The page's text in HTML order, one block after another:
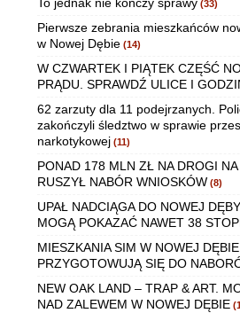
To jednak nie kończy sprawy (33)
Pierwsze zebrania mieszkańców
w Nowej Dębie (14)
W CZWARTEK I PIĄTEK CZĘŚĆ
PRĄDU. SPRAWDŹ ULICE I
62 zarzuty dla 11 podejrzanych.
zakończyli śledztwo w sprawie
narkotykowej (11)
PONAD 178 MLN ZŁ NA DROGI
RUSZYŁ NABÓR WNIOSKÓW (8)
UPAŁ NADCIĄGA DO NOWEJ
MOGĄ POKAZAĆ NAWET 38
MIESZKANIA SIM W NOWEJ
PRZYGOTOWUJĄ SIĘ DO
NEW OAK LAND – TRAP & ART.
NAD ZALEWEM W NOWEJ DĘBIE